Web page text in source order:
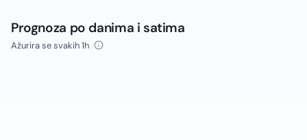
Prognoza po danima i satima
Ažurira se svakih 1h